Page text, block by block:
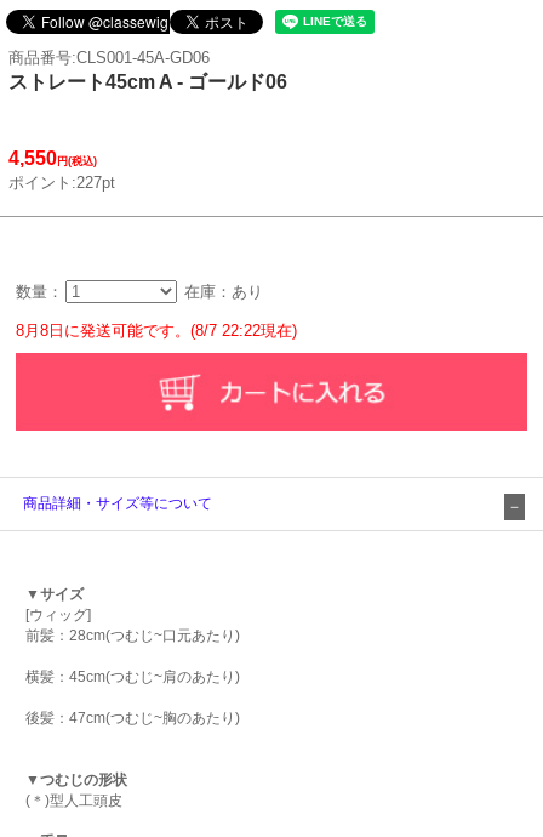
商品番号:CLS001-45A-GD06
ストレート45cm A - ゴールド06
4,550円(税込)
ポイント:227pt
数量： 在庫：あり
8月8日に発送可能です。(8/7 22:22現在)
商品詳細・サイズ等について
▼サイズ
[ウィッグ]
前髪：28cm(つむじ~口元あたり)
横髪：45cm(つむじ~肩のあたり)
後髪：47cm(つむじ~胸のあたり)
▼つむじの形状
(＊)型人工頭皮